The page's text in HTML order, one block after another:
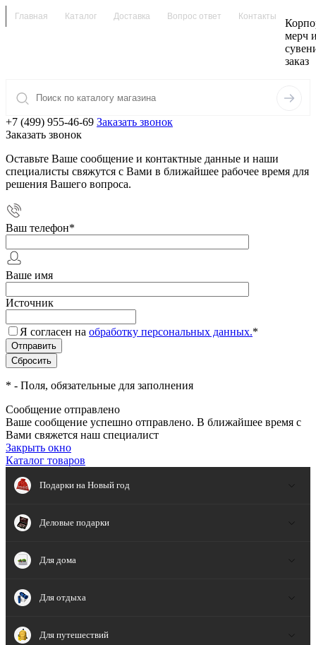
Главная Каталог Доставка Вопрос ответ Контакты
мерч
заказ
+7 (499) 955-46-69 Заказать звонок
Заказать звонок
Оставьте Ваше сообщение и контактные данные и наши
специалисты свяжутся с Вами в ближайшее рабочее время для
решения Вашего вопроса.
Ваш телефон*
Ваше имя
Источник
Я согласен на обработку персональных данных.*
* - Поля, обязательные для заполнения
Сообщение отправлено
Ваше сообщение успешно отправлено. В ближайшее время с
Вами свяжется наш специалист
Закрыть окно
Каталог товаров
Подарки на Новый год
Деловые подарки
Для дома
Для отдыха
Для путешествий